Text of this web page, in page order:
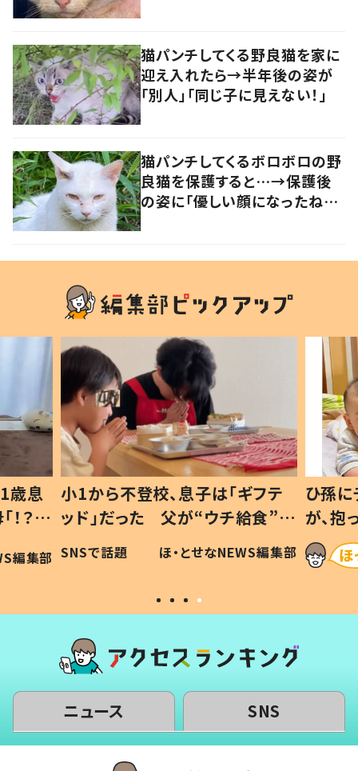
猫パンチしてくる野良猫を家に
迎え入れたら→半年後の姿が
「別人」「同じ子に見えない！」
猫パンチしてくるボロボロの野
良猫を保護すると…→保護後
の姿に「優しい顔になったね！」
歳息
？」
編集部
小1から不登校、息子は「ギフテ
ッド」だった 父が“ウチ給食”を
作り続ける理由とは #令和の親
#令和の子
SNSで話題 ほ・とせなNEWS編集部
ひ孫
が、
「涙が
い」
ニュース SNS